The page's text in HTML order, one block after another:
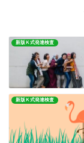
新版Ｋ式発達検査
新版Ｋ式発達検査